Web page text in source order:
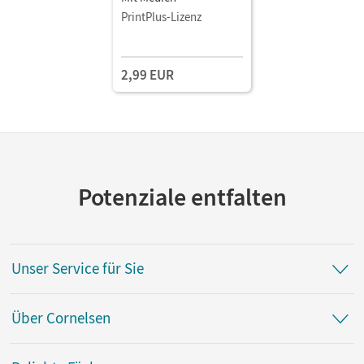
PrintPlus-Lizenz
2,99 EUR
Potenziale entfalten
Unser Service für Sie
Über Cornelsen